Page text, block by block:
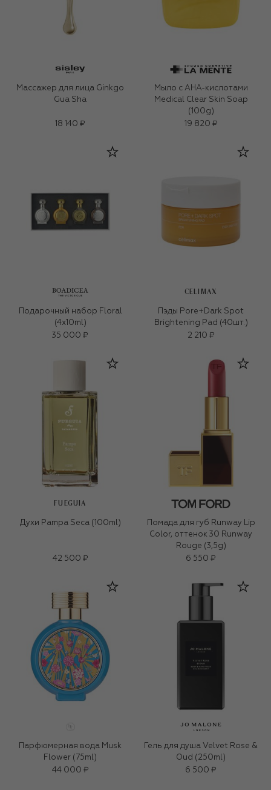
Массажер для лица Ginkgo
Gua Sha
18 140 ₽
Мыло с AHA-кислотами
Medical Clear Skin Soap
(100g)
19 820 ₽
Подарочный набор Floral
(4x10ml)
35 000 ₽
CELIMAX
Пэды Pore+Dark Spot
Brightening Pad (40шт.)
2 210 ₽
FUEGUIA
Духи Pampa Seca (100ml)
42 500 ₽
Помада для губ Runway Lip
Color, оттенок 30 Runway
Rouge (3,5g)
6 550 ₽
Парфюмерная вода Musk
Flower (75ml)
44 000 ₽
Гель для душа Velvet Rose &
Oud (250ml)
6 500 ₽